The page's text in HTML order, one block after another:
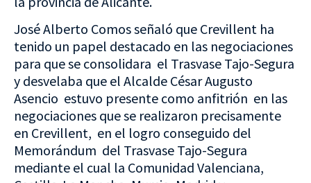
José Alberto Comos señaló que Crevillent ha
tenido un papel destacado en las negociaciones
para que se consolidara el Trasvase Tajo-Segura
y desvelaba que el Alcalde César Augusto
Asencio estuvo presente como anfitrión en las
negociaciones que se realizaron precisamente
en Crevillent, en el logro conseguido del
Memorándum del Trasvase Tajo-Segura
mediante el cual la Comunidad Valenciana,